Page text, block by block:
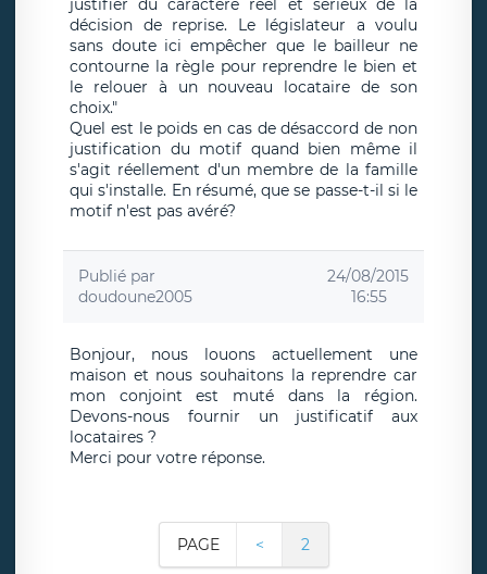
justifier du caractère réel et sérieux de la
décision de reprise. Le législateur a voulu
sans doute ici empêcher que le bailleur ne
contourne la règle pour reprendre le bien et
le relouer à un nouveau locataire de son
choix."
Quel est le poids en cas de désaccord de non
justification du motif quand bien même il
s'agit réellement d'un membre de la famille
qui s'installe. En résumé, que se passe-t-il si le
motif n'est pas avéré?
Publié par
doudoune2005
24/08/2015
16:55
Bonjour, nous louons actuellement une
maison et nous souhaitons la reprendre car
mon conjoint est muté dans la région.
Devons-nous fournir un justificatif aux
locataires ?
Merci pour votre réponse.
PAGE < 2